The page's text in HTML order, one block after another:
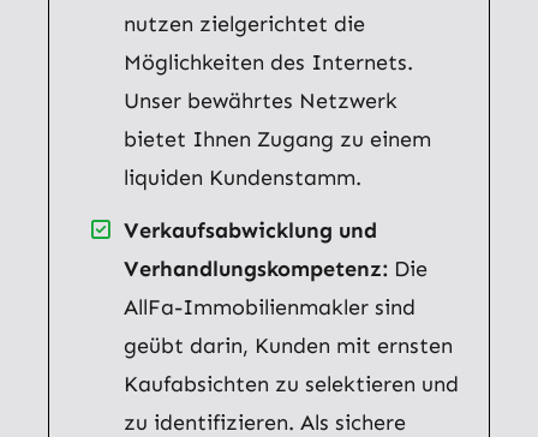
nutzen zielgerichtet die
Möglichkeiten des Internets.
Unser bewährtes Netzwerk
bietet Ihnen Zugang zu einem
liquiden Kundenstamm.
Verkaufsabwicklung und
Verhandlungskompetenz: Die
AllFa-Immobilienmakler sind
geübt darin, Kunden mit ernsten
Kaufabsichten zu selektieren und
zu identifizieren. Als sichere